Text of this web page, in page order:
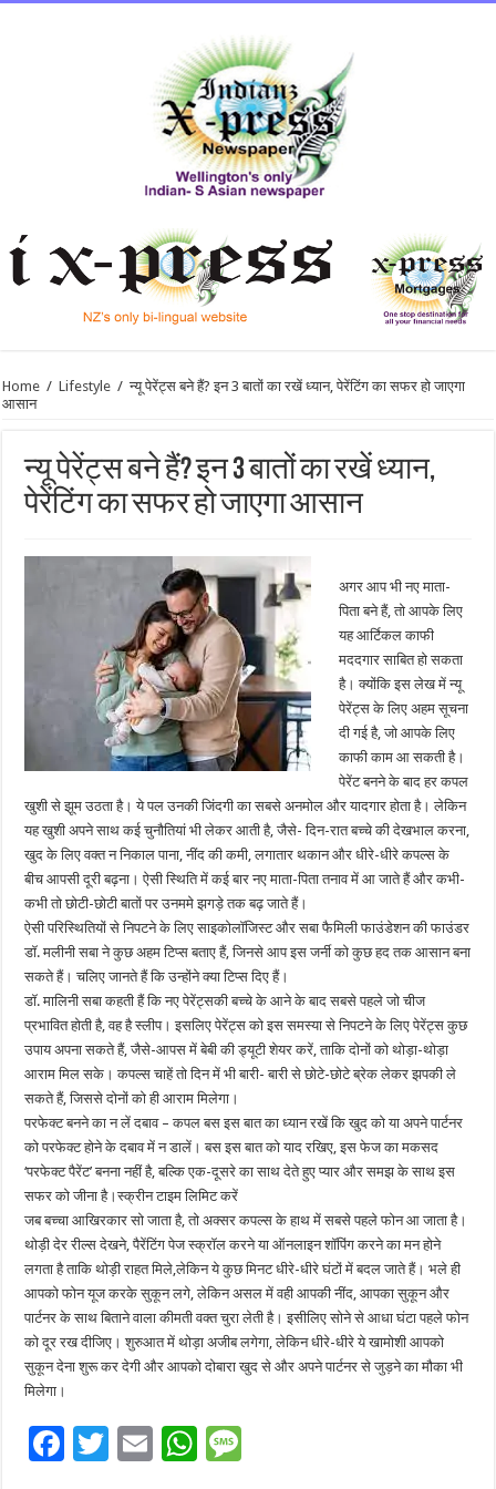
Home / Lifestyle / न्यू पेरेंट्स बने हैं? इन 3 बातों का रखें ध्यान, पेरेंटिंग का सफर हो जाएगा
आसान
न्यू पेरेंट्स बने हैं? इन 3 बातों का रखें ध्यान,
पेरेंटिंग का सफर हो जाएगा आसान
अगर आप भी नए माता-
प‍िता बने हैं, तो आपके ल‍िए
यह आर्ट‍िकल काफी
मददगार साब‍ित हो सकता
है। क्‍योंक‍ि इस लेख में न्‍यू
पेरेंट्स के ल‍िए अहम सूचना
दी गई है, जो आपके ल‍िए
काफी काम आ सकती है।
पेरेंट बनने के बाद हर कपल
खुशी से झूम उठता है। ये पल उनकी ज‍िंदगी का सबसे अनमोल और यादगार होता है। लेकिन
यह खुशी अपने साथ कई चुनौतियां भी लेकर आती है, जैसे- दिन-रात बच्चे की देखभाल करना,
खुद के लिए वक्त न निकाल पाना, नींद की कमी, लगातार थकान और धीरे-धीरे कपल्स के
बीच आपसी दूरी बढ़ना। ऐसी स्थिति में कई बार नए माता-पिता तनाव में आ जाते हैं और कभी-
कभी तो छोटी-छोटी बातों पर उनममे झगड़े तक बढ़ जाते हैं।
ऐसी परिस्थितियों से निपटने के लिए साइकोलॉजिस्ट और सबा फैमिली फाउंडेशन की फाउंडर
डॉ. मलीनी सबा ने कुछ अहम ट‍िप्‍स बताए हैं, ज‍िनसे आप इस जर्नी को कुछ हद तक आसान बना
सकते हैं। चल‍िए जानते हैं क‍ि उन्‍होंने क्‍या ट‍िप्‍स द‍िए हैं।
डॉ. मालिनी सबा कहती हैं कि नए पेरेंट्सकी बच्चे के आने के बाद सबसे पहले जो चीज
प्रभावित होती है, वह है स्लीप। इसलिए पेरेंट्स को इस समस्‍या से न‍िपटने के ल‍िए पेरेंट्स कुछ
उपाय अपना सकते हैं, जैसे-आपस में बेबी की ड्यूटी शेयर करें, ताकि दोनों को थोड़ा-थोड़ा
आराम मिल सके। कपल्‍स चाहें तो दिन में भी बारी- बारी से छोटे-छोटे ब्रेक लेकर झपकी ले
सकते हैं, ज‍िससे दोनों को ही आराम म‍िलेगा।
परफेक्‍ट बनने का न लें दबाव – कपल बस इस बात का ध्‍यान रखें क‍ि खुद को या अपने पार्टनर
को परफेक्ट होने के दबाव में न डालें। बस इस बात को याद रखिए, इस फेज का मकसद
‘परफेक्ट पैरेंट’ बनना नहीं है, बल्कि एक-दूसरे का साथ देते हुए प्यार और समझ के साथ इस
सफर को जीना है।स्‍क्रीन टाइम ल‍िम‍िट करें
जब बच्‍चा आखिरकार सो जाता है, तो अक्‍सर कपल्‍स के हाथ में सबसे पहले फोन आ जाता है।
थोड़ी देर रील्‍स देखने, पैरेंटिंग पेज स्क्रॉल करने या ऑनलाइन शॉपिंग करने का मन होने
लगता है ताकि थोड़ी राहत मिले,लेकिन ये कुछ मिनट धीरे-धीरे घंटों में बदल जाते हैं। भले ही
आपको फोन यूज करके सुकून लगे, लेकिन असल में वही आपकी नींद, आपका सुकून और
पार्टनर के साथ बिताने वाला कीमती वक्‍त चुरा लेती है। इसील‍िए सोने से आधा घंटा पहले फोन
को दूर रख दीजिए। शुरुआत में थोड़ा अजीब लगेगा, लेकिन धीरे-धीरे ये खामोशी आपको
सुकून देना शुरू कर देगी और आपको दोबारा खुद से और अपने पार्टनर से जुड़ने का मौका भी
म‍िलेगा।
F
T
E
W